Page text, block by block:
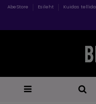
AbeStore Esileht
Kuidas tellida